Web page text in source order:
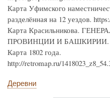
Карта Уфимского
разделённая на 12 уездов.
Карта Красильникова.
ПРОВИНЦИИ И БАШКИРИИ.
Карта 1802 года.
http://retromap.ru/
Деревни